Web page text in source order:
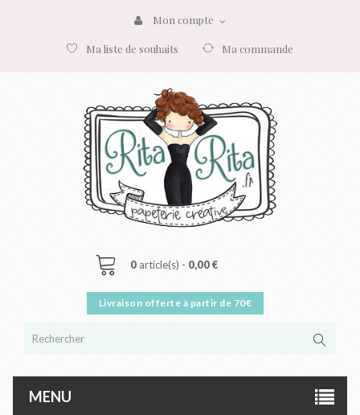
Mon compte
Ma commande
Ma liste de souhaits
0 article(s) - 0,00 €
MENU